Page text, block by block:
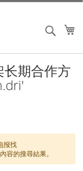
搜索
期合作方
报找
容的搜尋結果。